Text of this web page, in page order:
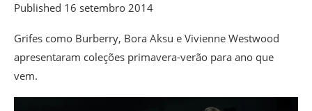
Published 16 setembro 2014
Grifes como Burberry, Bora Aksu e Vivienne Westwood
apresentaram coleções primavera-verão para ano que
vem.